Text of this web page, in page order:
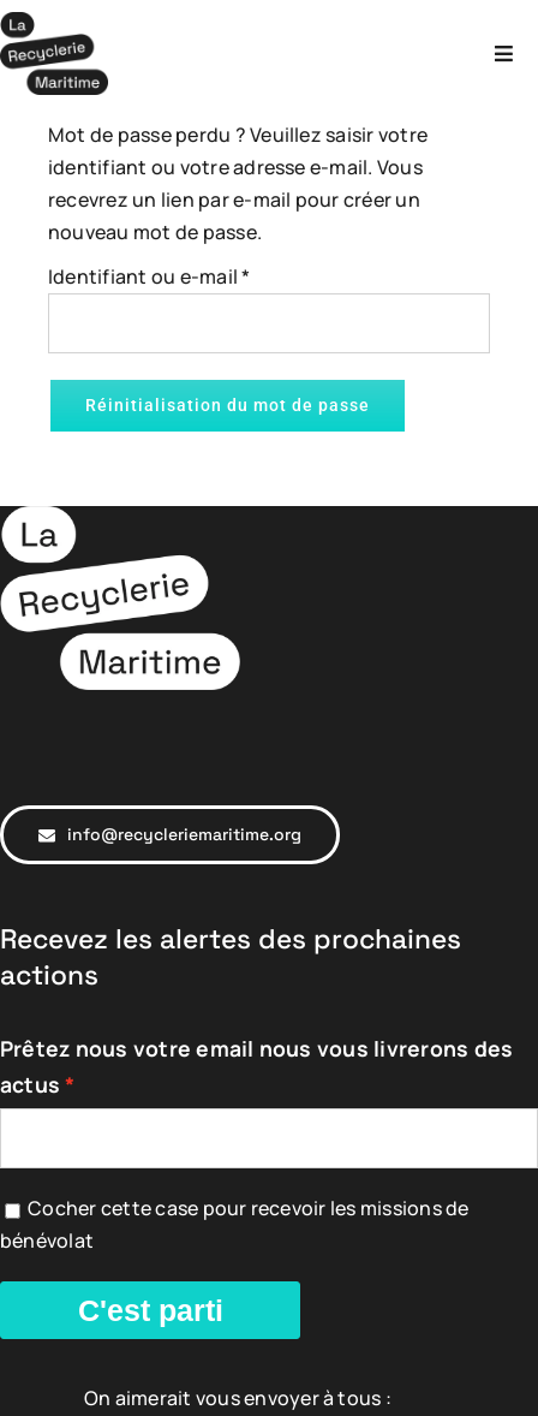
Passer
au
contenu
Scolaires
Particuliers
Boutique
Actus
Accès et+
Mot de passe perdu ? Veuillez saisir votre
identifiant ou votre adresse e-mail. Vous
recevrez un lien par e-mail pour créer un
nouveau mot de passe.
Identifiant ou e-mail*
Réinitialisation du mot de passe
info@recycleriemaritime.org
Recevez les alertes des prochaines
actions
Prêtez nous votre email nous vous livrerons des
actus
Cocher cette case pour recevoir les missions de
bénévolat
C'est parti
On aimerait vous envoyer à tous :